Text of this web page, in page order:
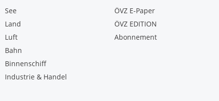
See
Land
Luft
Bahn
Binnenschiff
Industrie & Handel
ÖVZ E-Paper
Abonnement
ÖVZ EDITION